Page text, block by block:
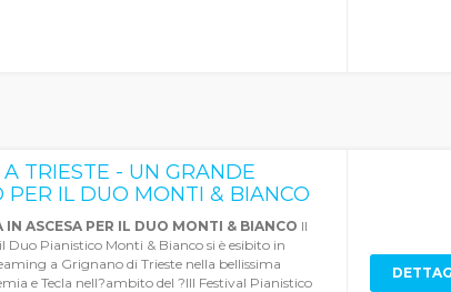
TRIESTE - UN GRANDE
PER IL DUO MONTI & BIANCO
IN ASCESA PER IL DUO MONTI & BIANCO Il
Duo Pianistico Monti & Bianco si è esibito in
a Grignano di Trieste nella bellissima
e Tecla nell?ambito del ?III Festival Pianistico